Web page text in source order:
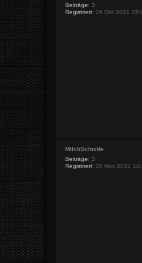
Beiträge: 3
Registriert: 26 Okt 2021
MilchSchnitte
Beiträge: 3
Registriert: 28 Nov 2022